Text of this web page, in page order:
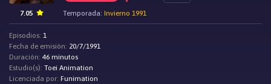
Temporada: Invierno 1991
7.05
Episodios: 1
Fecha de emisión: 20/7/1991
Duración: 46 minutos
Estudio(s): Toei Animation
Licenciada por: Funimation